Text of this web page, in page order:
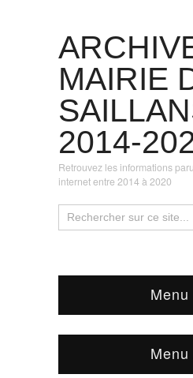
MAIRIE
2014-
Retrouvez les informations
internet entre 2014 à 2020
Menu
Menu